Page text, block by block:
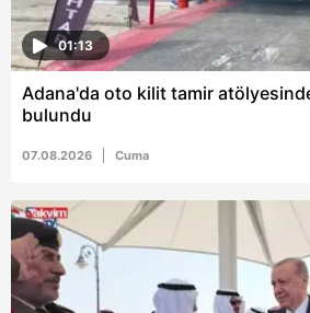
01:13
Adana'da oto kilit tamir
bulundu
07.08.2026 Cuma